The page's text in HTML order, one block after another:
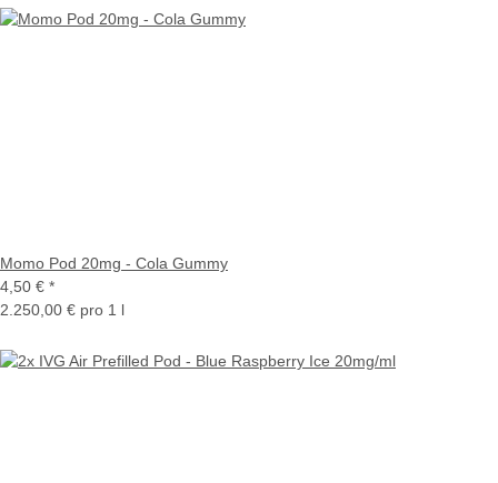
Momo Pod 20mg - Cola Gummy
4,50 € *
2.250,00 € pro 1 l